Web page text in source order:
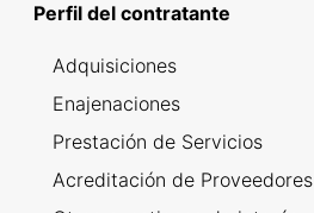
Perfil del contratante
Adquisiciones
Enajenaciones
Prestación de Servicios
Acreditación de Proveedores